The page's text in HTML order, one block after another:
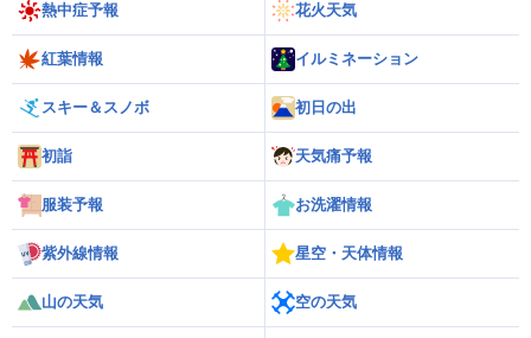
熱中症予報 花火天気
紅葉情報 イルミネーション
スキー＆スノボ 初日の出
初詣 天気痛予報
服装予報 お洗濯情報
紫外線情報 星空・天体情報
山の天気 空の天気